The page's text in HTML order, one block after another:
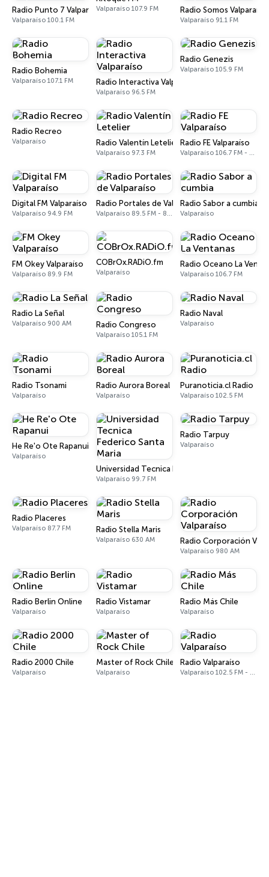
Radio Punto 7 Valparaíso
Valparaíso 100.1 FM
Valparaíso 107.9 FM Radio Somos Valparaíso
Valparaíso 91.1 FM
Radio Bohemia
Valparaíso 107.1 FM Radio Interactiva Valparaíso
Valparaíso 96.5 FM
Radio Genezis
Valparaíso 105.9 FM
Radio Recreo
Valparaíso Radio Valentín Letelier
Valparaíso 97.3 FM
Radio FE Valparaíso
Valparaíso 106.7 FM - 1600 AM
Digital FM Valparaíso
Valparaíso 94.9 FM
Radio Portales de Valparaíso
Valparaíso 89.5 FM - 840 AM
Radio Sabor a cumbia
Valparaíso
FM Okey Valparaíso
Valparaíso 89.9 FM
COBrOx.RADiO.fm
Valparaíso
Radio Oceano La
Valparaíso 106.7 FM
Radio La Señal
Valparaíso 900 AM Radio Congreso
Valparaíso 105.1 FM
Radio Naval
Valparaíso
Radio Tsonami
Valparaíso
Radio Aurora Boreal
Valparaíso
Puranoticia.cl Radio
Valparaíso 102.5 FM
He Re'o Ote Rapanui
Valparaíso
Universidad Tecnica Federico Santa Maria
Valparaíso 99.7 FM
Radio Tarpuy
Valparaíso
Radio Placeres
Valparaíso 87.7 FM Radio Stella Maris
Valparaíso 630 AM Radio Corporación
Valparaíso 980 AM
Radio Berlin Online
Valparaíso
Radio Vistamar
Valparaíso
Radio Más Chile
Valparaíso
Radio 2000 Chile
Valparaíso
Master of Rock Chile
Valparaíso
Radio Valparaíso
Valparaíso 102.5 FM - 1210 AM